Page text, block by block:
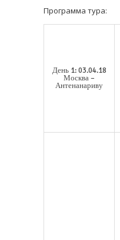
Программа тура:
День 1: 03.04.18
Москва –
Антенанариву